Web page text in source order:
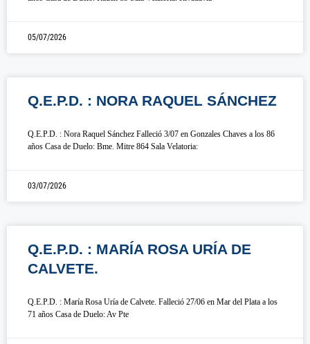
05/07/2026
Q.E.P.D. : NORA RAQUEL SÁNCHEZ
Q.E.P.D. : Nora Raquel Sánchez Falleció 3/07 en Gonzales Chaves a los 86
años Casa de Duelo: Bme. Mitre 864 Sala Velatoria:
03/07/2026
Q.E.P.D. : MARÍA ROSA URÍA DE
CALVETE.
Q.E.P.D. : María Rosa Uría de Calvete. Falleció 27/06 en Mar del Plata a los
71 años Casa de Duelo: Av Pte